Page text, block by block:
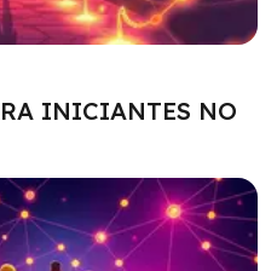
INICIANTES NO